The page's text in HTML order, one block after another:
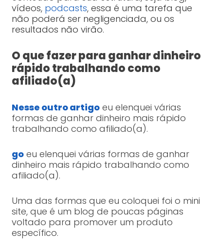
vídeos, podcasts, essa é uma tarefa que
não poderá ser negligenciada, ou os
resultados não virão.
O que fazer para ganhar dinheiro
rápido trabalhando como
afiliado(a)
Nesse outro artigo eu elenquei várias
formas de ganhar dinheiro mais rápido
trabalhando como afiliado(a).
go eu elenquei várias formas de ganhar
dinheiro mais rápido trabalhando como
afiliado(a).
Uma das formas que eu coloquei foi o mini
site, que é um blog de poucas páginas
voltado para promover um produto
específico.